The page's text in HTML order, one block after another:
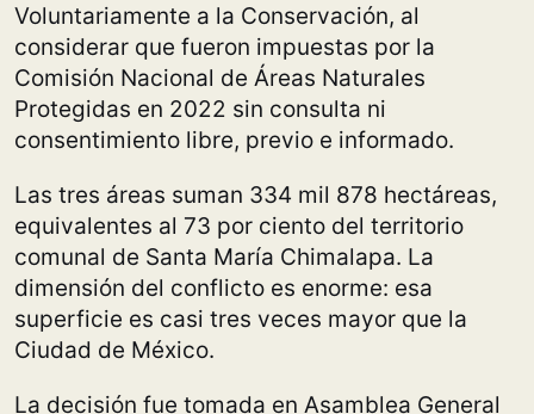
Voluntariamente a la Conservación, al
considerar que fueron impuestas por la
Comisión Nacional de Áreas Naturales
Protegidas en 2022 sin consulta ni
consentimiento libre, previo e informado.
Las tres áreas suman 334 mil 878 hectáreas,
equivalentes al 73 por ciento del territorio
comunal de Santa María Chimalapa. La
dimensión del conflicto es enorme: esa
superficie es casi tres veces mayor que la
Ciudad de México.
La decisión fue tomada en Asamblea General